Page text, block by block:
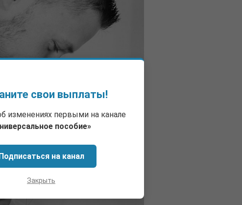
свои выплаты!
изменениях первыми на канале
пособие»
на канал
Закрыть